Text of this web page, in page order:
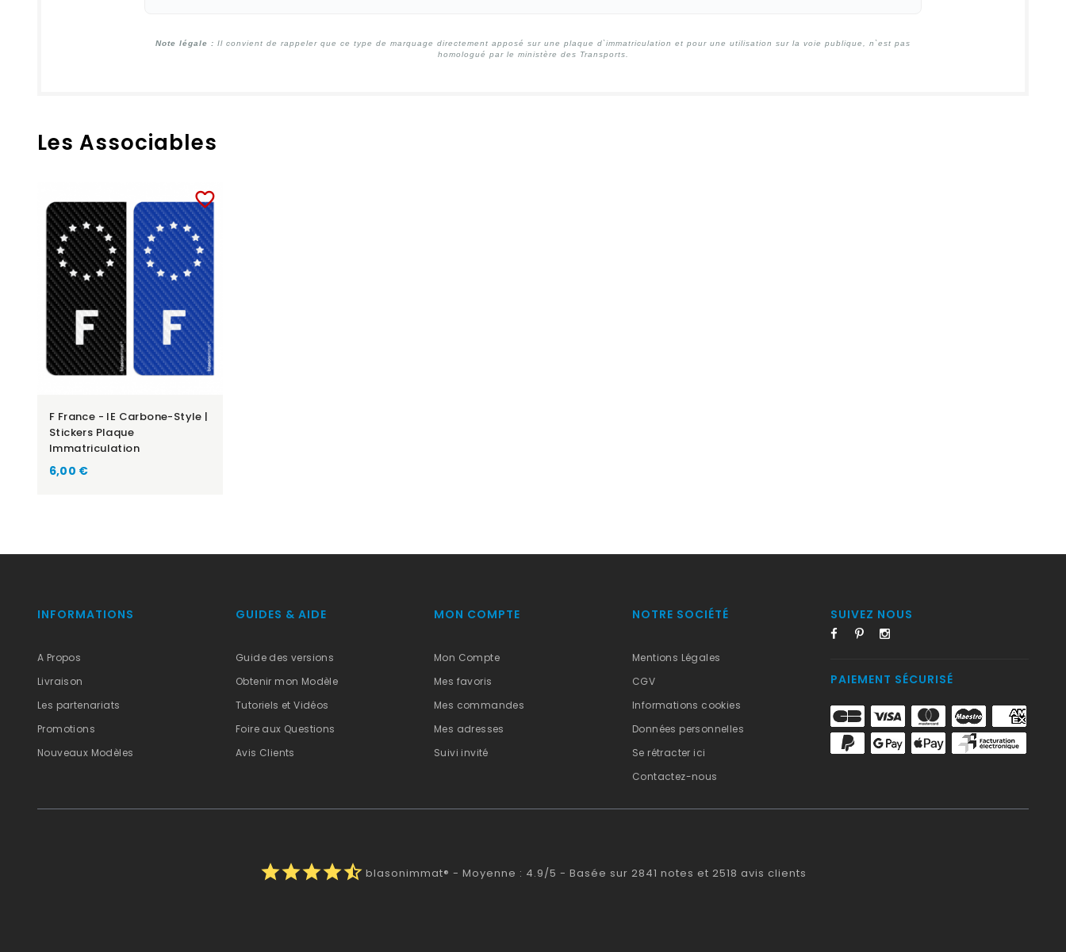
Note légale : Il convient de rappeler que ce type de marquage directement apposé sur une plaque d`immatriculation et pour une utilisation sur la voie publique, n`est pas
homologué par le ministère des Transports.
Les Associables
favorite_border
F France - IE Carbone-Style |
Stickers Plaque
Immatriculation
Prix
6,00 €
INFORMATIONS
A Propos
Livraison
Les partenariats
Promotions
Nouveaux Modèles
GUIDES & AIDE
Guide des versions
Obtenir mon Modèle
Tutoriels et Vidéos
Foire aux Questions
Avis Clients
MON COMPTE
Mon Compte
Mes favoris
Mes commandes
Mes adresses
Suivi invité
NOTRE SOCIÉTÉ
Mentions Légales
CGV
Informations cookies
Données personnelles
Se rétracter ici
Contactez-nous
SUIVEZ NOUS
PAIEMENT SÉCURISÉ
starstarstarstarstar_half blasonimmat® - Moyenne : 4.9/5 - Basée sur 2841 notes et 2518 avis clients